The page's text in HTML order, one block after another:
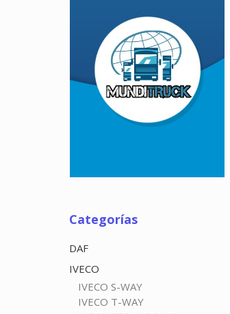
Categorías
DAF
IVECO
IVECO S-WAY
IVECO T-WAY